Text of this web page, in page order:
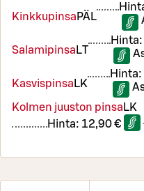
Kinkkupinsa PÄ L
Salamipinsa LT
Hinta:
Kasvispinsa LK
Hinta:
Kolmen juuston pinsa LK
Hinta: 12,90 €